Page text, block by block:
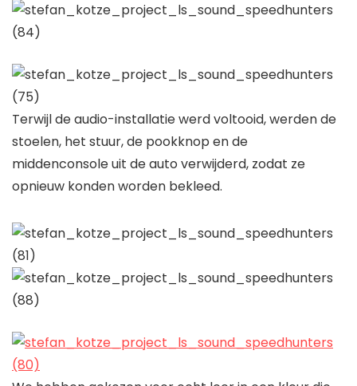
Terwijl de audio-installatie werd voltooid, werden de
stoelen, het stuur, de pookknop en de
middenconsole uit de auto verwijderd, zodat ze
opnieuw konden worden bekleed.